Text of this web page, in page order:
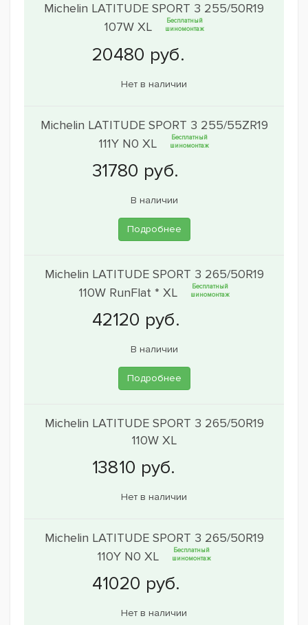
Michelin LATITUDE SPORT 3 255/50R19
107W XL
Бесплатный
шиномонтаж
Нет в наличии
Michelin LATITUDE SPORT 3 255/55ZR19
111Y N0 XL
Бесплатный
шиномонтаж
В наличии
Подробнее
Michelin LATITUDE SPORT 3 265/50R19
110W RunFlat * XL
Бесплатный
шиномонтаж
В наличии
Подробнее
Michelin LATITUDE SPORT 3 265/50R19
110W XL
Нет в наличии
Michelin LATITUDE SPORT 3 265/50R19
110Y N0 XL
Бесплатный
шиномонтаж
Нет в наличии